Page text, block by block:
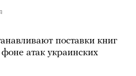
поставки книг
атак украинских